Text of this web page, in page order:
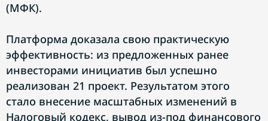
(МФК).
Платформа доказала свою практическую
эффективность: из предложенных ранее
инвесторами инициатив был успешно
реализован 21 проект. Результатом этого
стало внесение масштабных изменений в
Налоговый кодекс, вывод из-под финансового